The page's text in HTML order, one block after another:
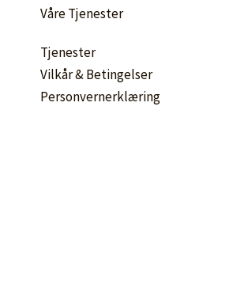
Våre Tjenester
Tjenester
Vilkår & Betingelser
Personvernerklæring